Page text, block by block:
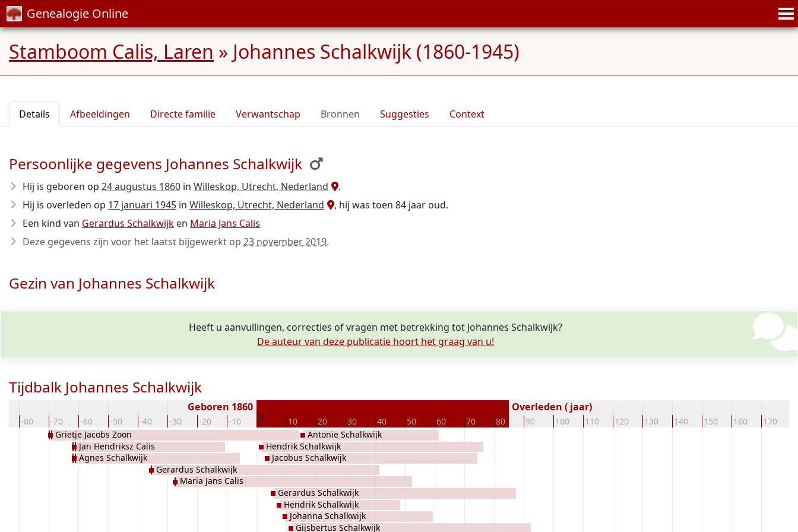
Genealogie Online
Stamboom Calis, Laren » Johannes Schalkwijk (1860-1945)
Details Afbeeldingen Directe familie Verwantschap Bronnen Suggesties Context
Persoonlijke gegevens Johannes Schalkwijk
Hij is geboren op 24 augustus 1860 in Willeskop, Utrecht, Nederland
.
Hij is overleden op 17 januari 1945 in Willeskop, Utrecht, Nederland
, hij was toen 84 jaar oud.
Een kind van Gerardus Schalkwijk en Maria Jans Calis
Deze gegevens zijn voor het laatst bijgewerkt op 23 november 2019.
Gezin van Johannes Schalkwijk
Heeft u aanvullingen, correcties of vragen met betrekking tot Johannes Schalkwijk?
De auteur van deze publicatie hoort het graag van u!
Tijdbalk Johannes Schalkwijk
-80 -70 -60 -50 -40 -30 -20 -10 0 10 20 30 40 50 60 70 80 90 100 110 120 130 140 150 160 170
Geboren 1860 Overleden ( jaar)
Grietje Jacobs Zoon
Jan Hendriksz Calis
Agnes Schalkwijk
Gerardus Schalkwijk
Maria Jans Calis
Hendrik Schalkwijk
Jacobus Schalkwijk
Gerardus Schalkwijk
Hendrik Schalkwijk
Johanna Schalkwijk
Gijsbertus Schalkwijk
Antonie Schalkwijk